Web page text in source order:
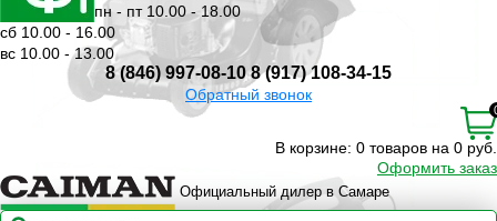
пн - пт 10.00 - 18.00
сб 10.00 - 16.00
вс 10.00 - 13.00
8 (846) 997-08-10 8 (917) 108-34-15
Обратный звонок
В корзине: 0 товаров на 0 руб.
Оформить заказ
Официальный дилер в Самаре